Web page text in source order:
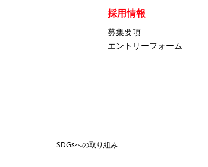
採用情報
募集要項
エントリーフォーム
SDGsへの取り組み